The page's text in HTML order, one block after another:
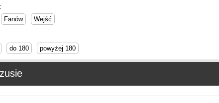
Fanów Wejść
do 180 powyżej 180